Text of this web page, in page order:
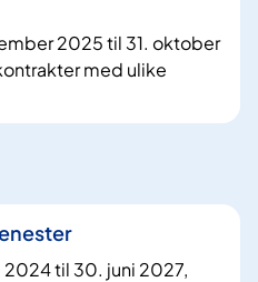
2025 til 31. oktober
med ulike
2024 til 30. juni 2027,